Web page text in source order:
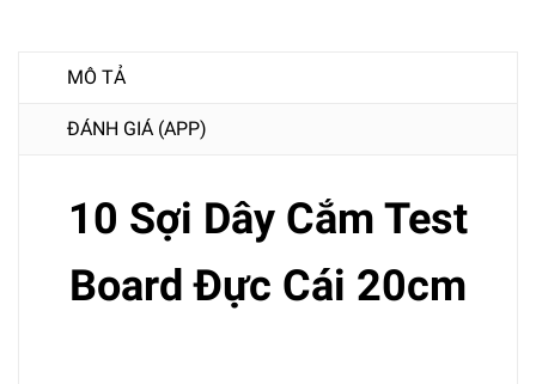
MÔ TẢ
ĐÁNH GIÁ (APP)
10 Sợi Dây Cắm Test
Board Đực Cái 20cm